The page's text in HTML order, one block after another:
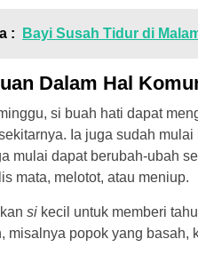
: Bayi Susah Tidur di
Dalam Hal
si buah hati dapat
Ia juga sudah
mulai dapat berubah-ubah
mata, melotot, atau meniup.
si kecil untuk memberi
misalnya popok yang basah,